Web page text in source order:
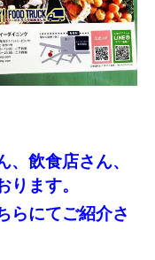
飲食店さん、
ます。
らにてご紹介さ